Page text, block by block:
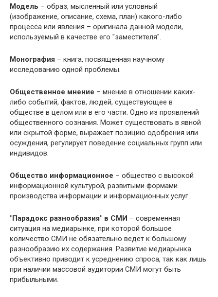
Модель – образ, мысленный или условный
(изображение, описание, схема, план) какого-либо
процесса или явления – оригинала данной модели,
используемый в качестве его "заместителя".
Монография – книга, посвященная научному
исследованию одной проблемы.
Общественное мнение – мнение в отношении каких-
либо событий, фактов, людей, существующее в
обществе в целом или в его части. Одно из проявлений
общественного сознания. Может существовать в явной
или скрытой форме, выражает позицию одобрения или
осуждения, регулирует поведение социальных групп или
индивидов.
Общество информационное – общество с высокой
информационной культурой, развитыми формами
производства информации и информационных услуг.
"Парадокс разнообразия" в СМИ – современная
ситуация на медиарынке, при которой большое
количество СМИ не обязательно ведет к большому
разнообразию их содержания. Развитие медиарынка
объективно приводит к усреднению спроса, так как лишь
при наличии массовой аудитории СМИ могут быть
прибыльными.